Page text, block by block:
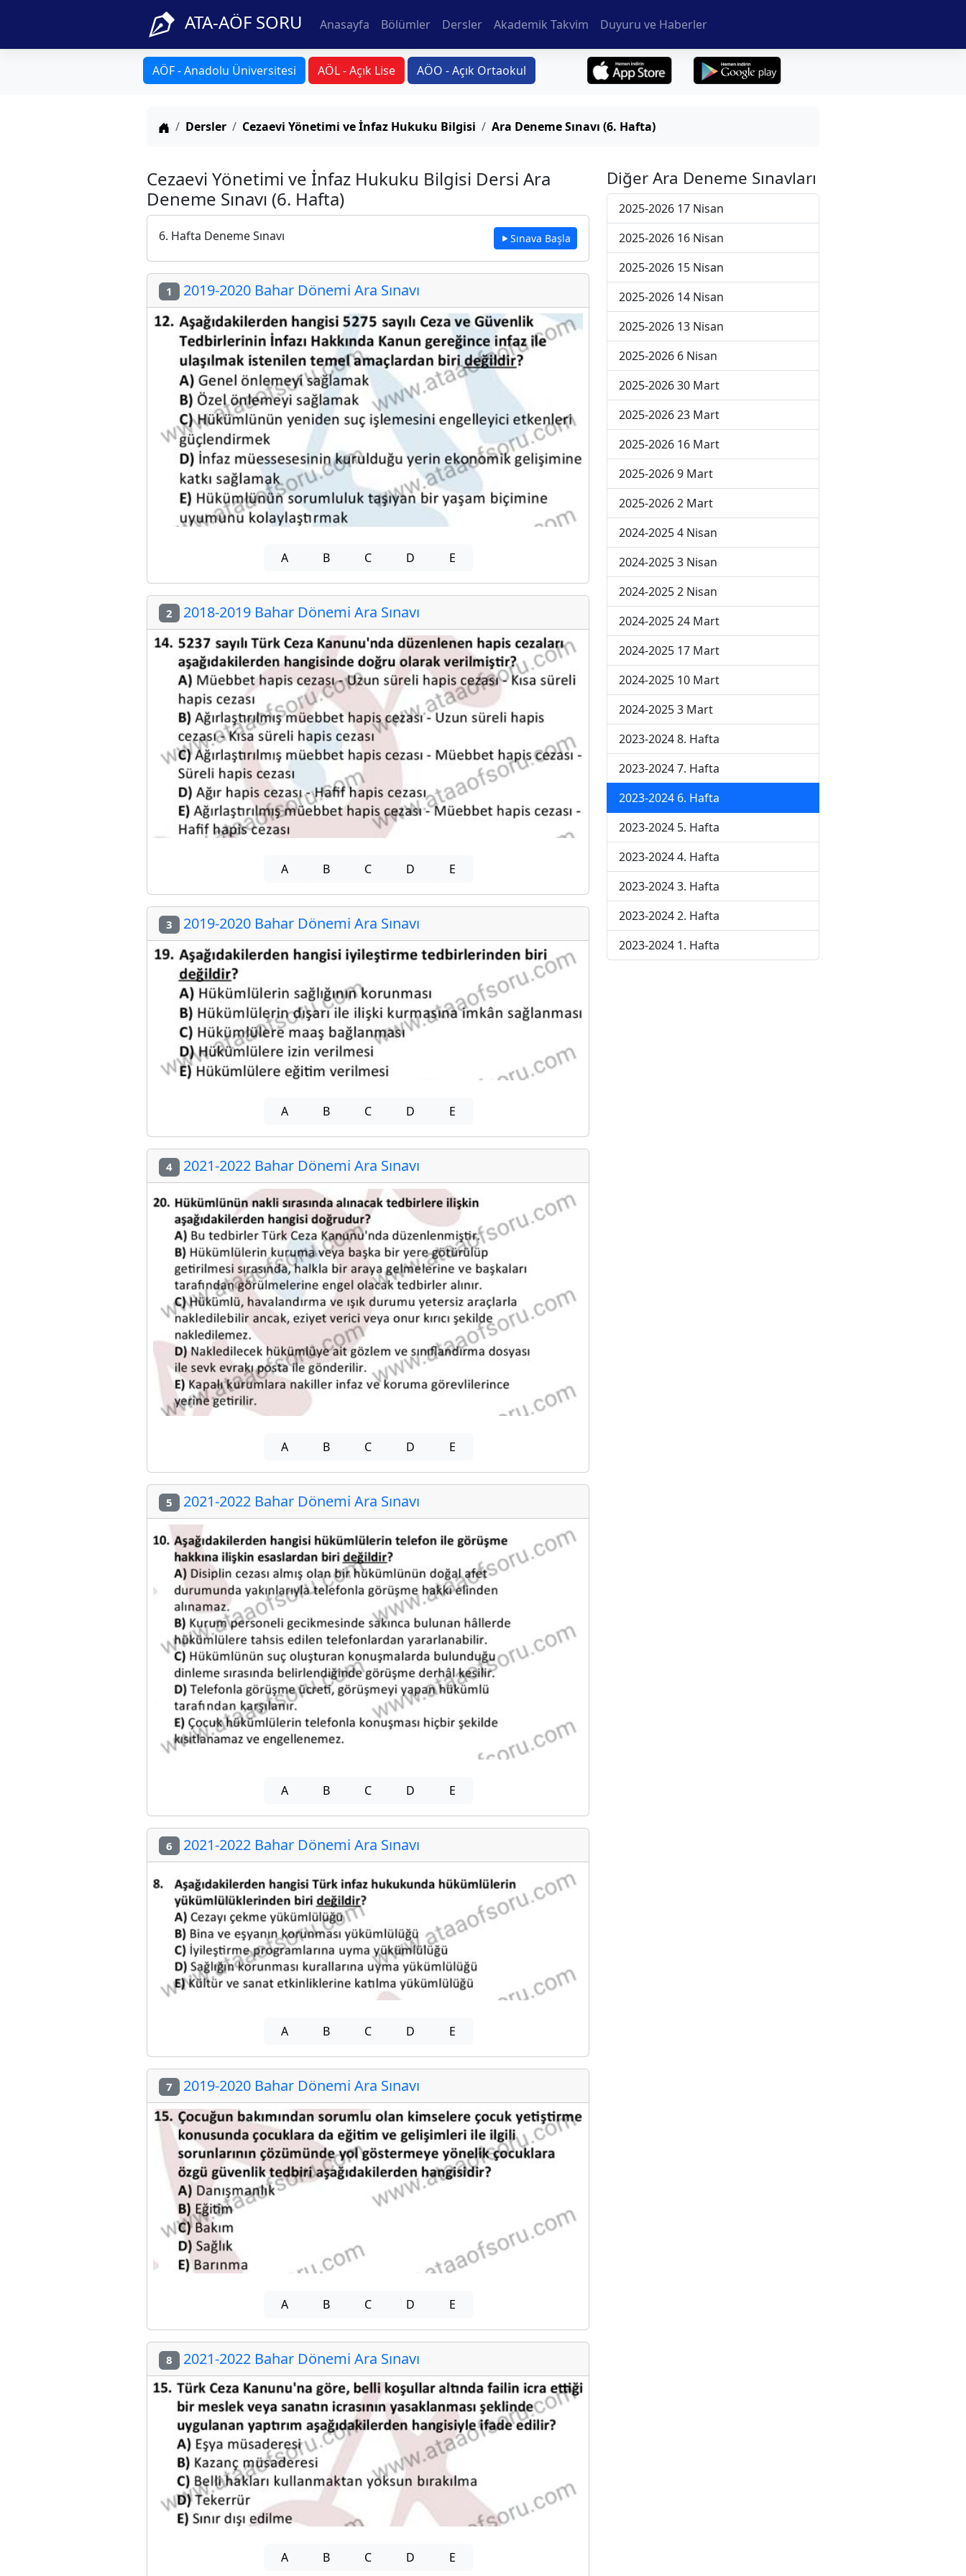
ATA-AÖF SORU Anasayfa Bölümler Dersler Akademik Takvim Duyuru ve Haberler
AÖF - Anadolu Üniversitesi AÖL - Açık Lise AÖO - Açık Ortaokul
Anasayfa
Dersler Cezaevi Yönetimi ve İnfaz Hukuku Bilgisi Ara Deneme Sınavı (6. Hafta)
Cezaevi Yönetimi ve İnfaz Hukuku Bilgisi Dersi Ara
Deneme Sınavı (6. Hafta)
6. Hafta Deneme Sınavı Sınava Başla
1 2019-2020 Bahar Dönemi Ara Sınavı
A B C D E
2 2018-2019 Bahar Dönemi Ara Sınavı
A B C D E
3 2019-2020 Bahar Dönemi Ara Sınavı
A B C D E
4 2021-2022 Bahar Dönemi Ara Sınavı
A B C D E
5 2021-2022 Bahar Dönemi Ara Sınavı
A B C D E
6 2021-2022 Bahar Dönemi Ara Sınavı
A B C D E
7 2019-2020 Bahar Dönemi Ara Sınavı
A B C D E
8 2021-2022 Bahar Dönemi Ara Sınavı
A B C D E
Diğer Ara Deneme Sınavları
2025-2026 17 Nisan
2025-2026 16 Nisan
2025-2026 15 Nisan
2025-2026 14 Nisan
2025-2026 13 Nisan
2025-2026 6 Nisan
2025-2026 30 Mart
2025-2026 23 Mart
2025-2026 16 Mart
2025-2026 9 Mart
2025-2026 2 Mart
2024-2025 4 Nisan
2024-2025 3 Nisan
2024-2025 2 Nisan
2024-2025 24 Mart
2024-2025 17 Mart
2024-2025 10 Mart
2024-2025 3 Mart
2023-2024 8. Hafta
2023-2024 7. Hafta
2023-2024 6. Hafta
2023-2024 5. Hafta
2023-2024 4. Hafta
2023-2024 3. Hafta
2023-2024 2. Hafta
2023-2024 1. Hafta